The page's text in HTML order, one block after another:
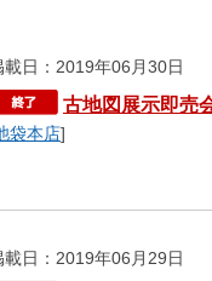
載日：2019年06月30日
古地図展示即売
袋本店]
載日：2019年06月29日